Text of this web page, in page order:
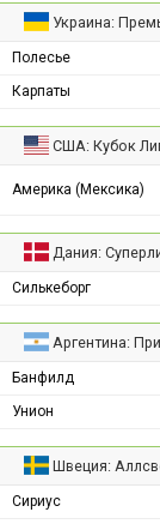
Украина:
Полесье
Карпаты
США: Кубок
Америка (Мексика)
Дания:
Силькеборг
Аргентина:
Банфилд
Унион
Швеция:
Сириус